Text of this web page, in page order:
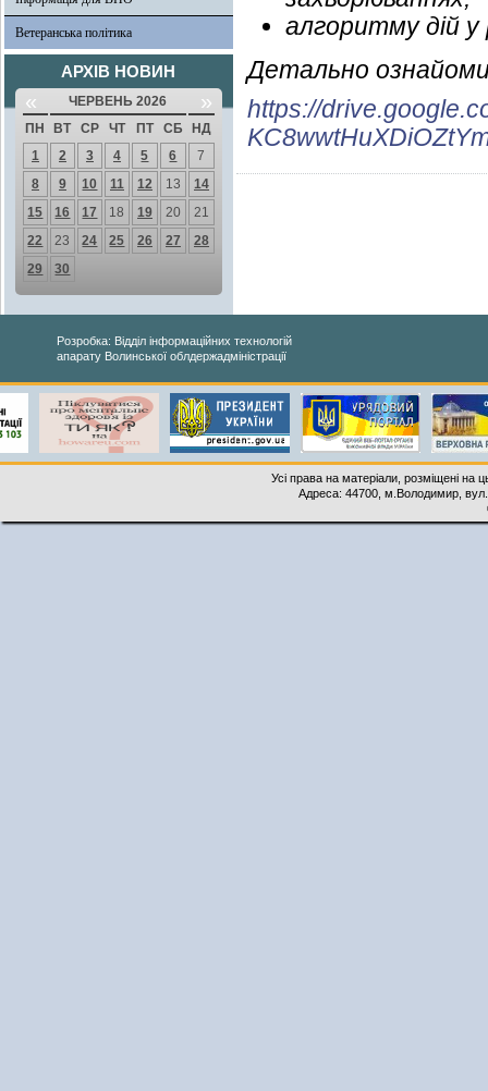
Ветеранська політика
АРХІВ НОВИН
« ЧЕРВЕНЬ 2026 »
ПН ВТ СР ЧТ ПТ СБ
НД
1
2 3 4 5 6
7
8
9 10 11 12 13
14
15
16 17 18 19 20
21
22
23 24 25 26 27
28
29
30
алгоритму дій у
Детально
https://
Розробка: Відділ інформаційних технологій
апарату Волинської облдержадміністрації
Усі права на матеріали, розміщені на
Адреса: 44700, м.Володимир,